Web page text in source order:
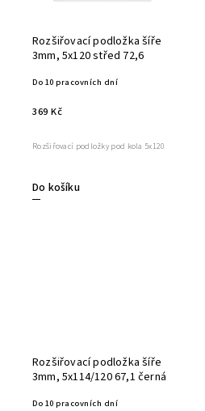
Rozšiřovací podložka šíře
3mm, 5x120 střed 72,6
Do 10 pracovních dní
369 Kč
Do košíku
Rozšiřovací podložky pod kola 5x120
Rozšiřovací podložka šíře
3mm, 5x114/120 67,1 černá
Do 10 pracovních dní